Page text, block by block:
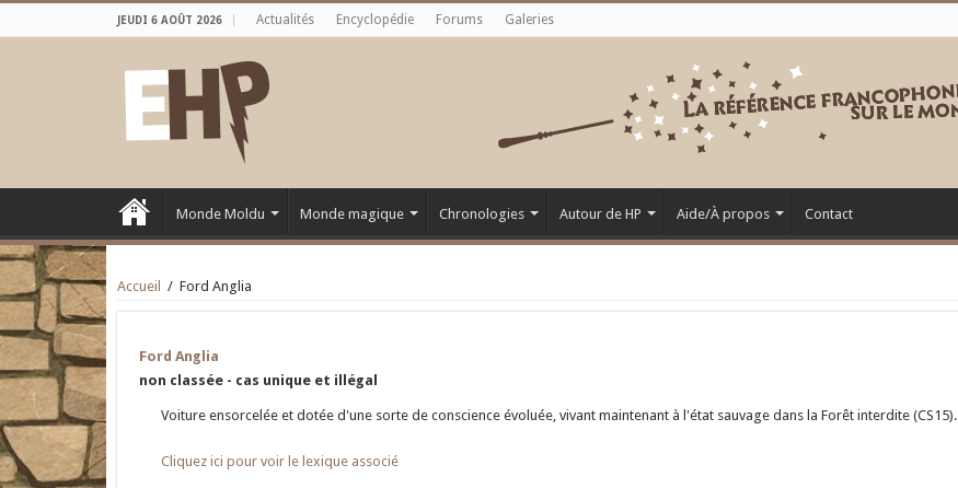
JEUDI 6 AOÛT 2026 Actualités Encyclopédie Forums Galeries
Monde Moldu Monde magique Chronologies Autour de HP Aide/À propos Contact
Accueil / Ford Anglia
Ford Anglia
non classée - cas unique et illégal
Voiture ensorcelée et dotée d'une sorte de conscience évoluée, vivant maintenant à l'état sauvage dans la Forêt interdite (CS15).
Cliquez ici pour voir le lexique associé